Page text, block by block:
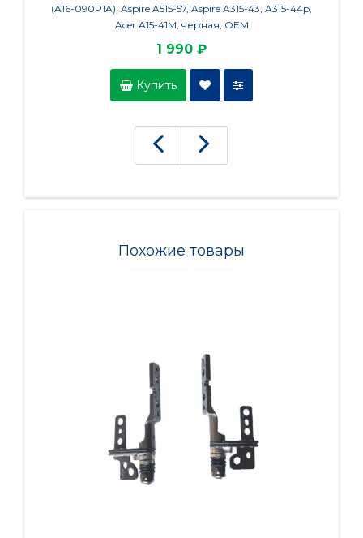
(A16-090P1A), Aspire A515-57, Aspire A315-43, A315-44p,
Acer A15-41M, черная, OEM
1 990 ₽
Купить
Похожие товары